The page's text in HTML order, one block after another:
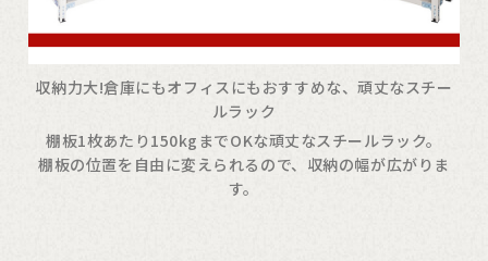
収納力大!倉庫にもオフィスにもおすすめな、頑丈なスチー
ルラック
棚板1枚あたり150kgまでOKな頑丈なスチールラック。
棚板の位置を自由に変えられるので、収納の幅が広がりま
す。